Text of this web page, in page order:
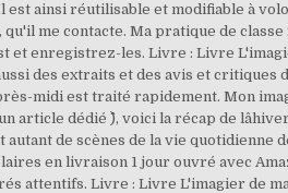
ainsi réutilisable et modifiable à
me contacte. Ma pratique de classe
enregistrez-les. Livre : Livre
des extraits et des avis et critiques
midi est traité rapidement. Mon
dédié ^^), voici la récap de
de scènes de la vie quotidienne
en livraison 1 jour ouvré avec
attentifs. Livre : Livre L'imagier de